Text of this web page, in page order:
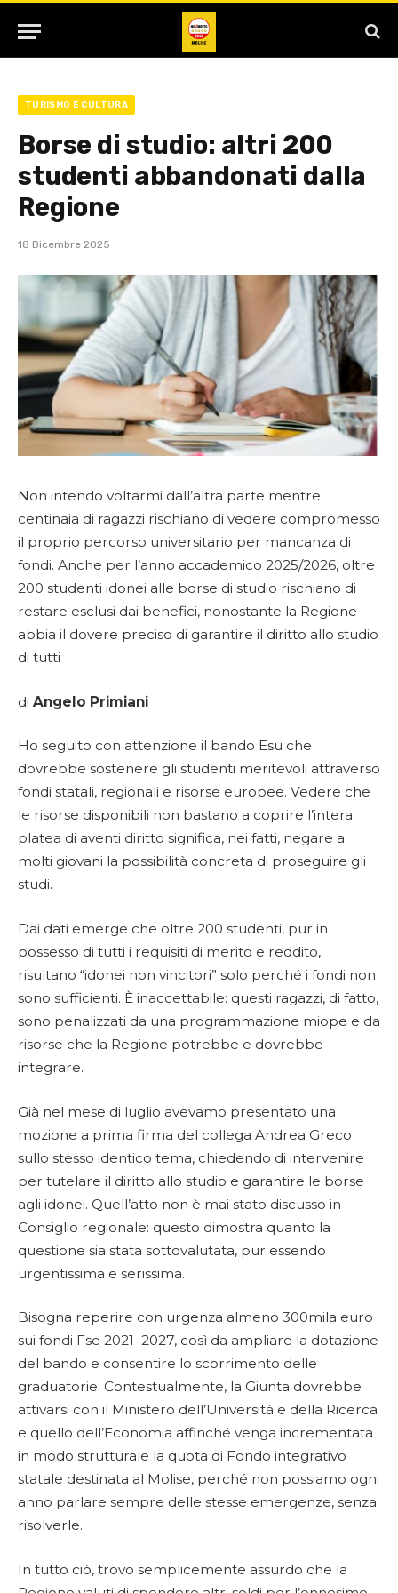
TURISMO E CULTURA
Borse di studio: altri 200
studenti abbandonati dalla
Regione
18 Dicembre 2025
Non intendo voltarmi dall’altra parte mentre
centinaia di ragazzi rischiano di vedere compromesso
il proprio percorso universitario per mancanza di
fondi. Anche per l’anno accademico 2025/2026, oltre
200 studenti idonei alle borse di studio rischiano di
restare esclusi dai benefici, nonostante la Regione
abbia il dovere preciso di garantire il diritto allo studio
di tutti
di Angelo Primiani
Ho seguito con attenzione il bando Esu che
dovrebbe sostenere gli studenti meritevoli attraverso
fondi statali, regionali e risorse europee. Vedere che
le risorse disponibili non bastano a coprire l’intera
platea di aventi diritto significa, nei fatti, negare a
molti giovani la possibilità concreta di proseguire gli
studi.
Dai dati emerge che oltre 200 studenti, pur in
possesso di tutti i requisiti di merito e reddito,
risultano “idonei non vincitori” solo perché i fondi non
sono sufficienti. È inaccettabile: questi ragazzi, di fatto,
sono penalizzati da una programmazione miope e da
risorse che la Regione potrebbe e dovrebbe
integrare.
Già nel mese di luglio avevamo presentato una
mozione a prima firma del collega Andrea Greco
sullo stesso identico tema, chiedendo di intervenire
per tutelare il diritto allo studio e garantire le borse
agli idonei. Quell’atto non è mai stato discusso in
Consiglio regionale: questo dimostra quanto la
questione sia stata sottovalutata, pur essendo
urgentissima e serissima.
Bisogna reperire con urgenza almeno 300mila euro
sui fondi Fse 2021–2027, così da ampliare la dotazione
del bando e consentire lo scorrimento delle
graduatorie. Contestualmente, la Giunta dovrebbe
attivarsi con il Ministero dell’Università e della Ricerca
e quello dell’Economia affinché venga incrementata
in modo strutturale la quota di Fondo integrativo
statale destinata al Molise, perché non possiamo ogni
anno parlare sempre delle stesse emergenze, senza
risolverle.
In tutto ciò, trovo semplicemente assurdo che la